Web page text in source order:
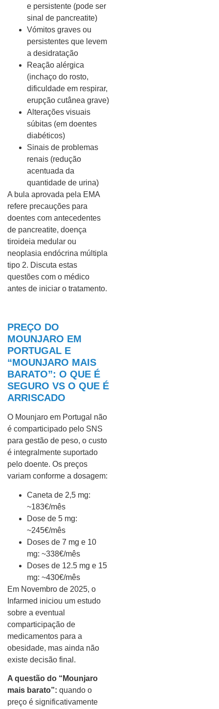
e persistente (pode ser
sinal de pancreatite)
Vómitos graves ou
persistentes que levem
a desidratação
Reação alérgica
(inchaço do rosto,
dificuldade em respirar,
erupção cutânea grave)
Alterações visuais
súbitas (em doentes
diabéticos)
Sinais de problemas
renais (redução
acentuada da
quantidade de urina)
A bula aprovada pela EMA
refere precauções para
doentes com antecedentes
de pancreatite, doença
tiroideia medular ou
neoplasia endócrina múltipla
tipo 2. Discuta estas
questões com o médico
antes de iniciar o tratamento.
PREÇO DO
MOUNJARO EM
PORTUGAL E
“MOUNJARO MAIS
BARATO”: O QUE É
SEGURO VS O QUE É
ARRISCADO
O Mounjaro em Portugal não
é comparticipado pelo SNS
para gestão de peso, o custo
é integralmente suportado
pelo doente. Os preços
variam conforme a dosagem:
Caneta de 2,5 mg:
~183€/mês
Dose de 5 mg:
~245€/mês
Doses de 7 mg e 10
mg: ~338€/mês
Doses de 12.5 mg e 15
mg: ~430€/mês
Em Novembro de 2025, o
Infarmed iniciou um estudo
sobre a eventual
comparticipação de
medicamentos para a
obesidade, mas ainda não
existe decisão final.
A questão do “Mounjaro
mais barato”: quando o
preço é significativamente